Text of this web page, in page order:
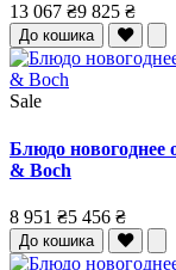
13 067 ₴9 825 ₴
До кошика
Sale
Блюдо новогоднее
& Boch
8 951 ₴5 456 ₴
До кошика